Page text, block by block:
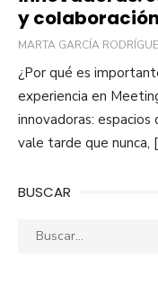
y colaboración
MARTA GARCÍA
¿Por qué es
experiencia en
innovadoras:
vale tarde que nunca,
BUSCAR
Buscar: